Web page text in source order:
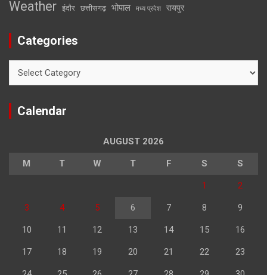
Weather इंदौर छत्तीसगढ़ भोपाल मध्य प्रदेश रायपुर
Categories
Calendar
AUGUST 2026
M T W T F S S
1 2
3 4 5 6 7 8 9
10 11 12 13 14 15 16
17 18 19 20 21 22 23